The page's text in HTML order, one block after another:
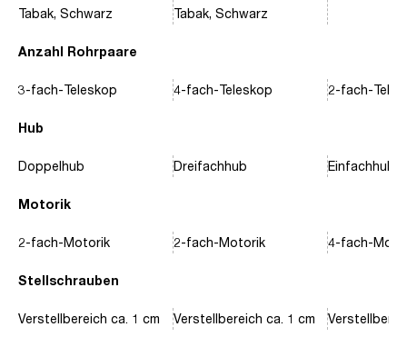
Anzahl Rohrpaare
Hub
Motorik
Stellschrauben
Tabak, Schwarz
3-fach-Teleskop
Doppelhub
2-fach-Motorik
Verstellbereich ca. 1 cm
Tabak, Schwarz
4-fach-Teleskop
Dreifachhub
2-fach-Motorik
Verstellbereich ca. 1 cm
2-fach-
Einfachhub
4-fach-